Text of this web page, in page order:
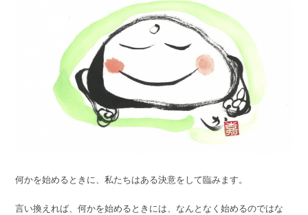
何かを始めるときに、私たちはある決意をして臨みます。
言い換えれば、何かを始めるときには、なんとなく始めるのではな